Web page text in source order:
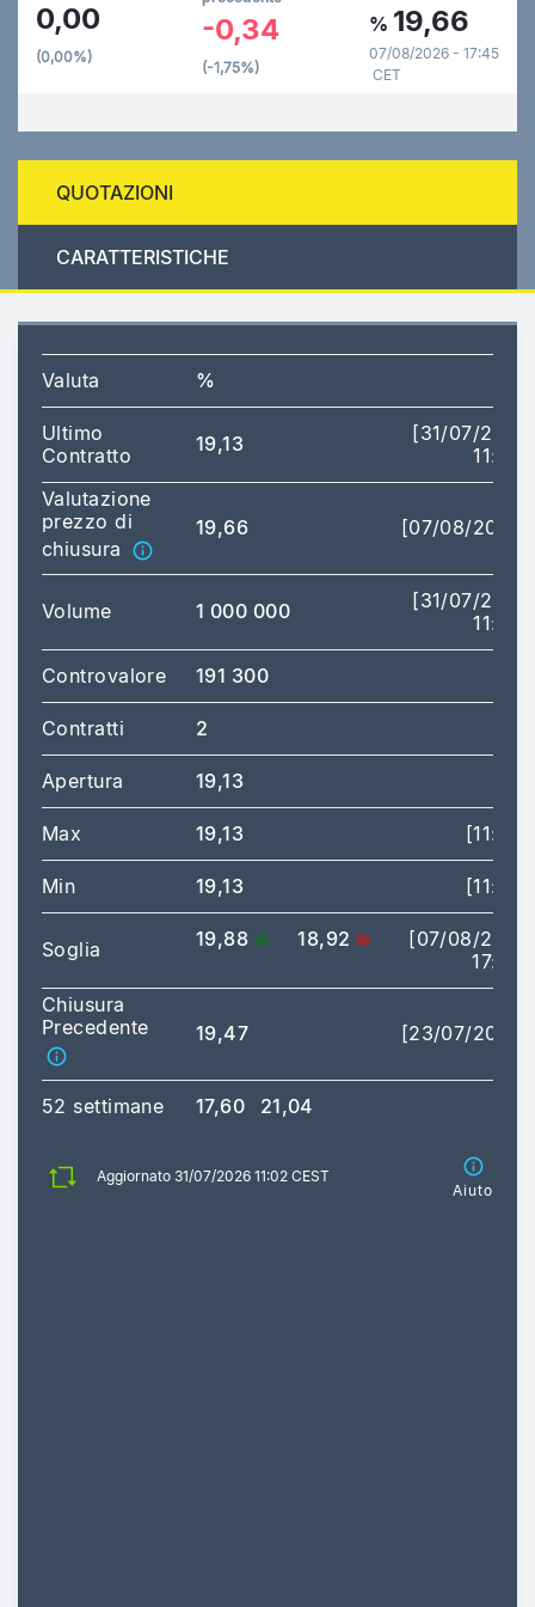
0,00
(0,00%)
-0,34
(-1,75%)
% 19,66
07/08/2026 - 17:45
CET
QUOTAZIONI
CARATTERISTICHE
Valuta %
Ultimo
Contratto
19,13
[31/07/2026
11:02]
Valutazione
prezzo di
chiusura
19,66 [07/08/2026]
Volume 1 000 000
[31/07/2026
11:02]
Controvalore 191 300
Contratti 2
Apertura 19,13
Max 19,13 [11:02]
Min 19,13 [11:02]
Soglia 19,88 18,92
[07/08/2026
17:35]
Chiusura
Precedente
19,47 [23/07/2026]
52 settimane 17,60 21,04
Aggiornato 31/07/2026 11:02 CEST
Aiuto